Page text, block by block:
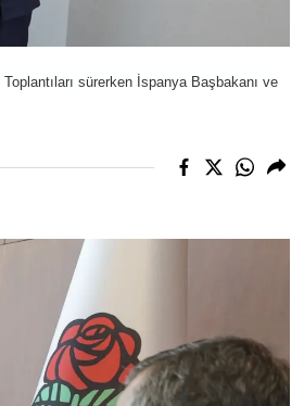
sürerken İspanya Başbakanı ve